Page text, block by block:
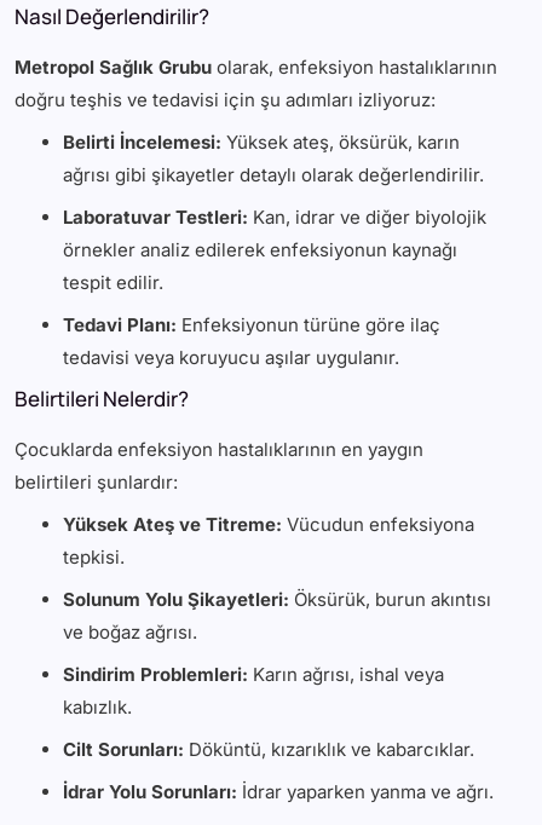
Nasıl Değerlendirilir?
Metropol Sağlık Grubu olarak, enfeksiyon hastalıklarının
doğru teşhis ve tedavisi için şu adımları izliyoruz:
Belirti İncelemesi: Yüksek ateş, öksürük, karın
ağrısı gibi şikayetler detaylı olarak değerlendirilir.
Laboratuvar Testleri: Kan, idrar ve diğer biyolojik
örnekler analiz edilerek enfeksiyonun kaynağı
tespit edilir.
Tedavi Planı: Enfeksiyonun türüne göre ilaç
tedavisi veya koruyucu aşılar uygulanır.
Belirtileri Nelerdir?
Çocuklarda enfeksiyon hastalıklarının en yaygın
belirtileri şunlardır:
Yüksek Ateş ve Titreme: Vücudun enfeksiyona
tepkisi.
Solunum Yolu Şikayetleri: Öksürük, burun akıntısı
ve boğaz ağrısı.
Sindirim Problemleri: Karın ağrısı, ishal veya
kabızlık.
Cilt Sorunları: Döküntü, kızarıklık ve kabarcıklar.
İdrar Yolu Sorunları: İdrar yaparken yanma ve ağrı.